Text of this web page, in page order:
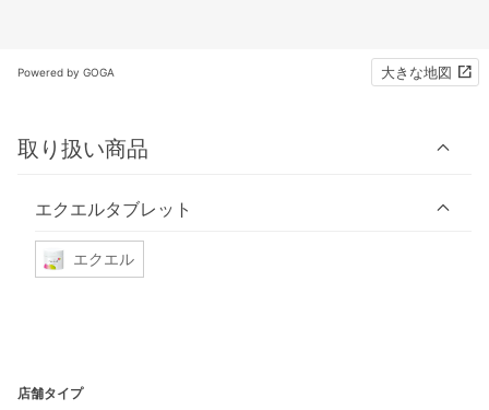
Powered by GOGA 大きな地図
取り扱い商品
エクエルタブレット
エクエル
店舗タイプ